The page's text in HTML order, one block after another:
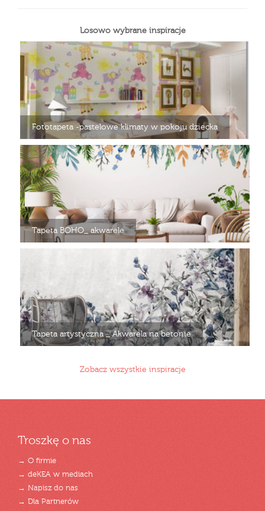
Losowo wybrane inspiracje
Fototapeta -pastelowe klimaty w pokoju dziecka
Tapeta BOHO_ akwarele
Tapeta artystyczna _ Akwarela na betonie
Zobacz wszystkie inspiracje
Troszkę o nas
→ O firmie
→ deKEA w mediach
→ Napisz do nas
→ Dla Partnerów